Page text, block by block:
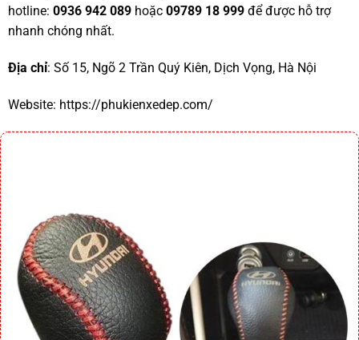
hotline: 0936 942 089hoặc 09789 18 999để được hỗ trợ
nhanh chóng nhất.
Địa chỉ: Số 15, Ngõ 2 Trần Quý Kiên, Dịch Vọng, Hà Nội
Website: https://phukienxedep.com/